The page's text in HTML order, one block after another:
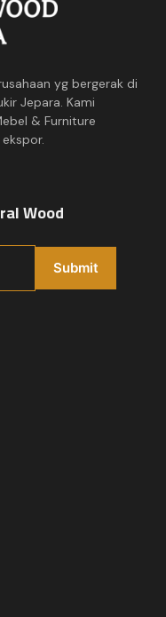
yg bergerak di
Jepara. Kami
& Furniture
Wood